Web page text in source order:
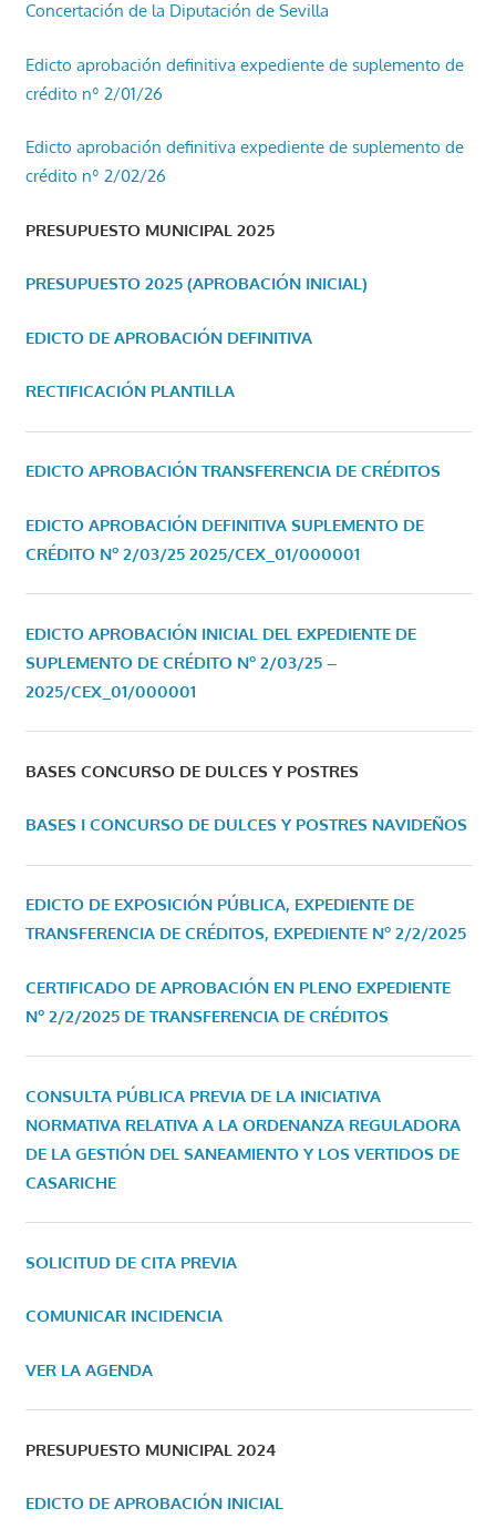
Concertación de la Diputación de Sevilla
Edicto aprobación definitiva expediente de suplemento de
crédito nº 2/01/26
Edicto aprobación definitiva expediente de suplemento de
crédito nº 2/02/26
PRESUPUESTO MUNICIPAL 2025
PRESUPUESTO 2025 (APROBACIÓN INICIAL)
EDICTO DE APROBACIÓN DEFINITIVA
RECTIFICACIÓN PLANTILLA
EDICTO APROBACIÓN TRANSFERENCIA DE CRÉDITOS
EDICTO APROBACIÓN DEFINITIVA SUPLEMENTO DE
CRÉDITO Nº 2/03/25 2025/CEX_01/000001
EDICTO APROBACIÓN INICIAL DEL EXPEDIENTE DE
SUPLEMENTO DE CRÉDITO Nº 2/03/25 –
2025/CEX_01/000001
BASES CONCURSO DE DULCES Y POSTRES
BASES I CONCURSO DE DULCES Y POSTRES NAVIDEÑOS
EDICTO DE EXPOSICIÓN PÚBLICA, EXPEDIENTE DE
TRANSFERENCIA DE CRÉDITOS, EXPEDIENTE Nº 2/2/2025
CERTIFICADO DE APROBACIÓN EN PLENO EXPEDIENTE
Nº 2/2/2025 DE TRANSFERENCIA DE CRÉDITOS
CONSULTA PÚBLICA PREVIA DE LA INICIATIVA
NORMATIVA RELATIVA A LA ORDENANZA REGULADORA
DE LA GESTIÓN DEL SANEAMIENTO Y LOS VERTIDOS DE
CASARICHE
SOLICITUD DE CITA PREVIA
COMUNICAR INCIDENCIA
VER LA AGENDA
PRESUPUESTO MUNICIPAL 2024
EDICTO DE APROBACIÓN INICIAL